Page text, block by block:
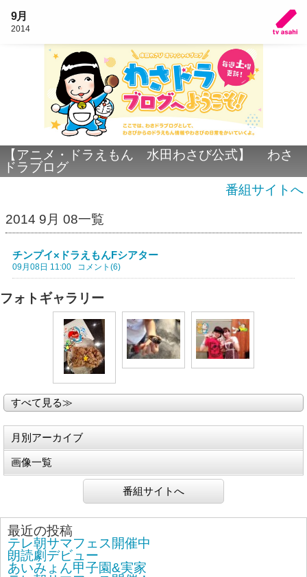
9月
2014
【アニメ・ドラえもん 水田わさび公式】 わさ
ドラブログ
番組サイトへ
2014 9月 08一覧
チンプイ×ドラえもんFシアター
09月08日 11:00 コメント(6)
フォトギャラリー
すべて見る≫
月別アーカイブ
画像一覧
番組サイトへ
最近の投稿
テレ朝サマフェス開催中
朗読劇デビュー
あいみょん甲子園&実家